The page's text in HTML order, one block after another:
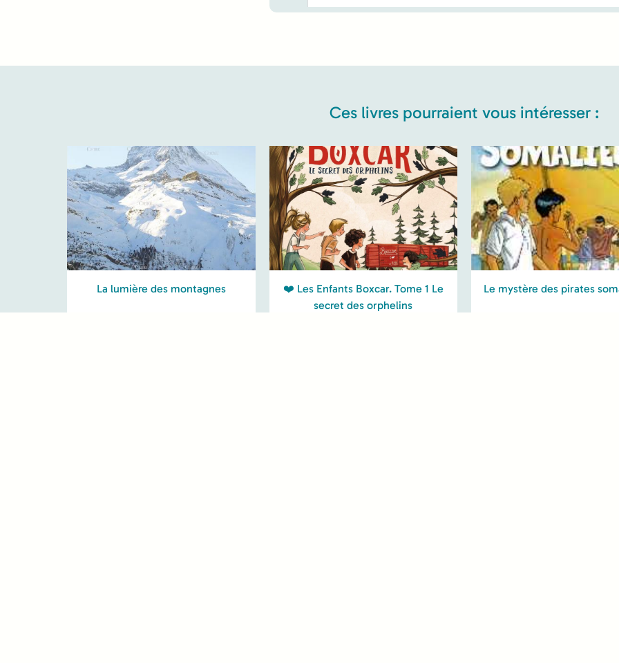
Ces livres pourraient vous intéresser :
La lumière des montagnes
❤️ Les Enfants Boxcar. Tome 1 Le
secret des orphelins
Le mystère des pirates